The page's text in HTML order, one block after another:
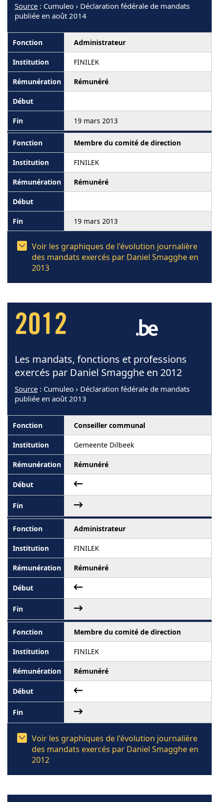
Source : Cumuleo › Déclaration fédérale de mandats
publiée en août 2014
Administrateur
FINILEK
Rémunéré
19 mars 2013
Membre du comité de direction
FINILEK
Rémunéré
19 mars 2013
Voir les graphiques de l'évolution journalière
des mandats exercés par Daniel Smagghe en
2013
2012
Les mandats, fonctions et professions
exercés par Daniel Smagghe en 2012
Source : Cumuleo › Déclaration fédérale de mandats
publiée en août 2013
Conseiller communal
Gemeente Dilbeek
Rémunéré
Administrateur
FINILEK
Rémunéré
Membre du comité de direction
FINILEK
Rémunéré
Voir les graphiques de l'évolution journalière
des mandats exercés par Daniel Smagghe en
2012